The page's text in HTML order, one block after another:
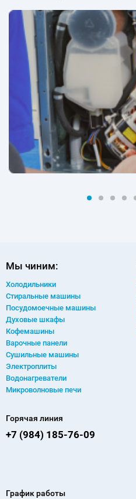
Мы чиним:
Холодильники
Стиральные машины
Посудомоечные машины
Духовые шкафы
Кофемашины
Варочные панели
Сушильные машины
Электроплиты
Водонагреватели
Микроволновые печи
Горячая линия
+7 (984) 185-76-09
График работы